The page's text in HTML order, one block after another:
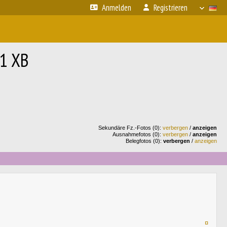
Anmelden Registrieren
XB
Sekundäre Fz.-Fotos (0): verbergen / anzeigen
Ausnahmefotos (0): verbergen / anzeigen
Belegfotos (0): verbergen / anzeigen
¤